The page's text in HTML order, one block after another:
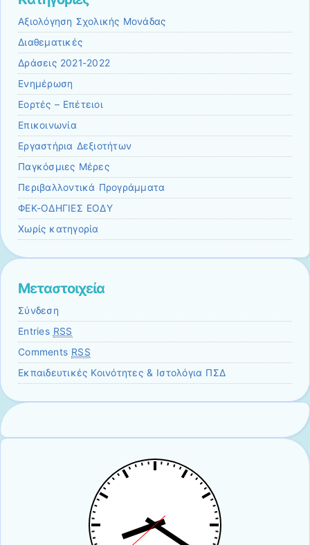
Αξιολόγηση Σχολικής Μονάδας
Διαθεματικές
Δράσεις 2021-2022
Ενημέρωση
Εορτές – Επέτειοι
Επικοινωνία
Εργαστήρια Δεξιοτήτων
Παγκόσμιες Μέρες
Περιβαλλοντικά Προγράμματα
ΦΕΚ-ΟΔΗΓΙΕΣ ΕΟΔΥ
Χωρίς κατηγορία
Μεταστοιχεία
Σύνδεση
Entries RSS
Comments RSS
Εκπαιδευτικές Κοινότητες & Ιστολόγια ΠΣΔ